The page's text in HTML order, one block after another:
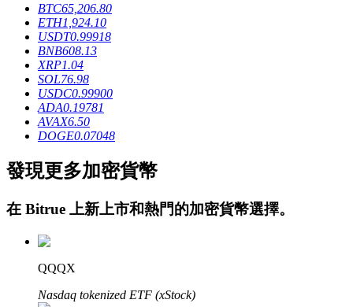
鎖倉BTR
輕鬆獲得多重福利
借貸寶
借貸數字貨幣，及時且安全的服務
BTC65,206.80
ETH1,924.10
USDT0.99918
BNB608.13
XRP1.04
SOL76.98
USDC0.99900
ADA0.19781
AVAX6.50
DOGE0.07048
發現更多加密貨幣
在 Bitrue 上新上市和熱門的加密貨幣選擇。
QQQX
Nasdaq tokenized ETF (xStock)